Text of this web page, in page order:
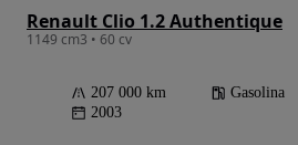
Renault Clio 1.2 Authentique
1149 cm3 • 60 cv
207 000 km Gasolina
2003